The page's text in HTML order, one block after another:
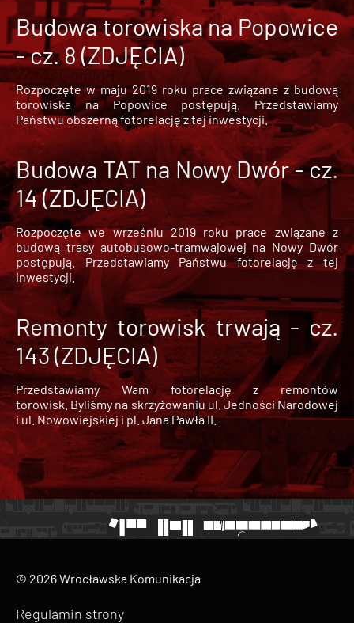
Budowa torowiska na Popowice
- cz. 8 (ZDJĘCIA)
Rozpoczęte w maju 2019 roku prace związane z budową
torowiska na Popowice
postępują. Przedstawiamy
Państwu obszerną fotorelację z tej inwestycji.
Budowa TAT na Nowy Dwór - cz.
14 (ZDJĘCIA)
Rozpoczęte we wrześniu 2019 roku prace związane z
budową trasy autobusowo-tramwajowej na Nowy Dwór
postępują. Przedstawiamy Państwu fotorelację z tej
inwestycji.
Remonty torowisk trwają - cz.
143 (ZDJĘCIA)
Przedstawiamy Wam fotorelację z remontów
torowisk. Byliśmy na skrzyżowaniu ul. Jedności Narodowej
i ul. Nowowiejskiej i pl. Jana Pawła II.
© 2026 Wrocławska Komunikacja
Regulamin strony